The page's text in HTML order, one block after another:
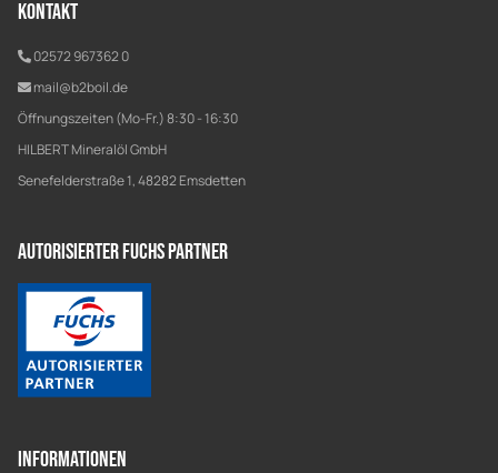
Kontakt
02572 967362 0
mail@b2boil.de
Öffnungszeiten (Mo-Fr.) 8:30 - 16:30
HILBERT Mineralöl GmbH
Senefelderstraße 1, 48282 Emsdetten
Autorisierter Fuchs Partner
Informationen